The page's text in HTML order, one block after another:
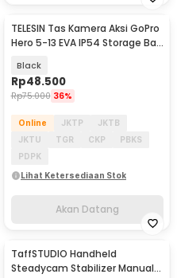
Akan Datang
TELESIN Tas Kamera Aksi GoPro
Hero 5-13 EVA IP54 Storage Bag
Black
Rp48.500
Rp75.000 36%
Online JKTP
JKTB
JKTU
TGR CKP
PBKS
PDPK
Lihat Ketersediaan Stok
Akan Datang
TaffSTUDIO Handheld
Steadycam Stabilizer Manual